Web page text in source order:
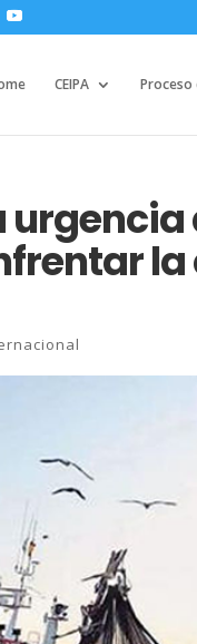
CEIPA Proceso
urgencia
la